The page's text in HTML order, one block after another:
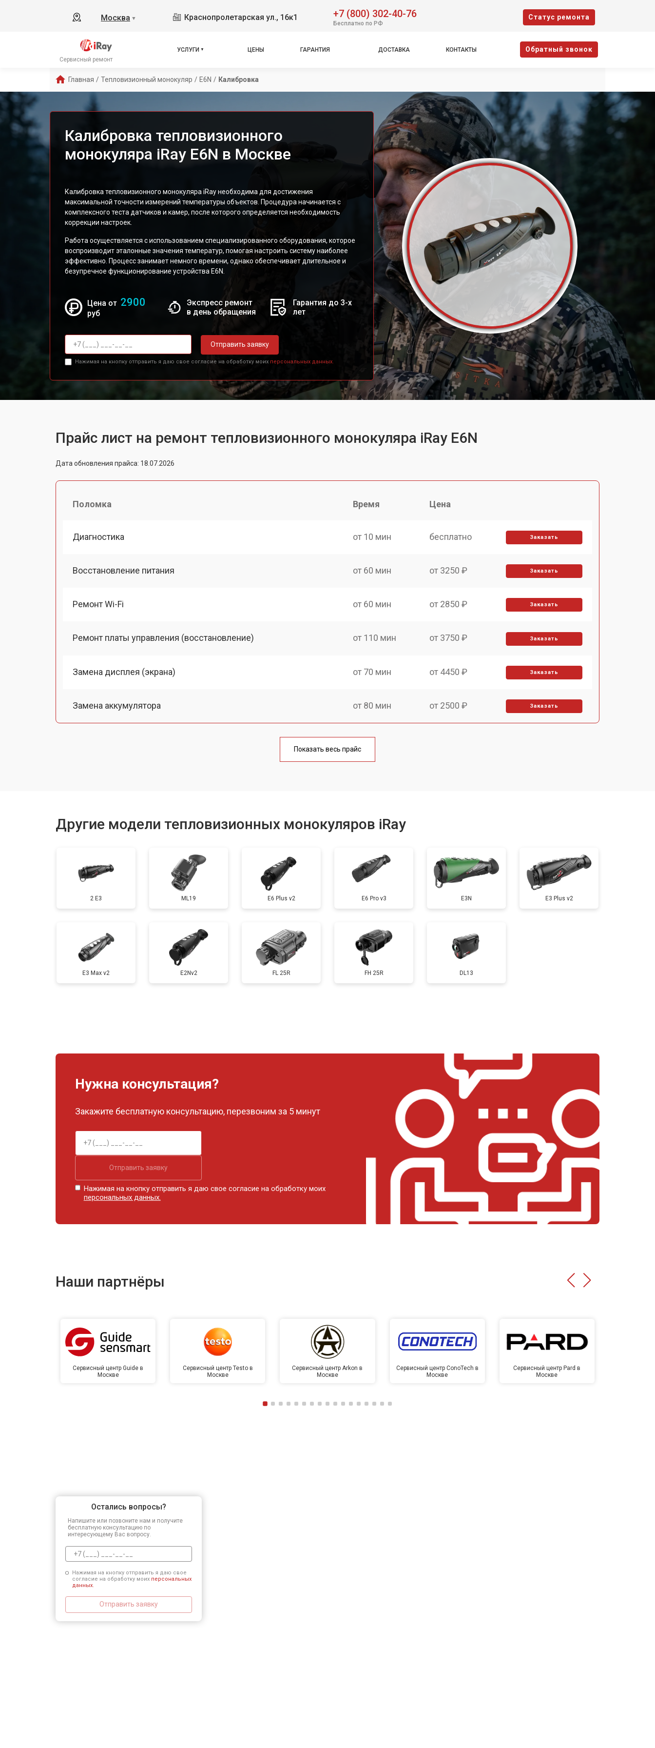
Москва ▼ Краснопролетарская ул., 16к1 +7 (800) 302-40-76
Бесплатно по РФ
Cтатус ремонта
Сервисный ремонт
УСЛУГИ ЦЕНЫ ГАРАНТИЯ ДОСТАВКА КОНТАКТЫ Oбратный звонок
Главная / Тепловизионный монокуляр / E6N / Калибровка
Калибровка тепловизионного
монокуляра iRay E6N в Москве
Калибровка тепловизионного монокуляра iRay необходима для достижения
максимальной точности измерений температуры объектов. Процедура начинается с
комплексного теста датчиков и камер, после которого определяется необходимость
коррекции настроек.
Работа осуществляется с использованием специализированного оборудования, которое
воспроизводит эталонные значения температур, помогая настроить систему наиболее
эффективно. Процесс занимает немного времени, однако обеспечивает длительное и
безупречное функционирование устройства E6N.
Цена от 2900
руб
Экспресс ремонт
в день обращения
Гарантия до 3-х
лет
Отправить заявку
Нажимая на кнопку отправить я даю свое согласие на обработку моих персональных данных.
Прайс лист на ремонт тепловизионного монокуляра iRay E6N
Дата обновления прайса: 18.07.2026
Поломка Время Цена
Диагностика от 10 мин бесплатно Заказать
Восстановление питания от 60 мин от 3250 ₽ Заказать
Ремонт Wi-Fi от 60 мин от 2850 ₽ Заказать
Ремонт платы управления (восстановление) от 110 мин от 3750 ₽ Заказать
Замена дисплея (экрана) от 70 мин от 4450 ₽ Заказать
Замена аккумулятора от 80 мин от 2500 ₽ Заказать
от 60 мин
Показать весь прайс
Другие модели тепловизионных монокуляров iRay
2 E3 ML19 E6 Plus v2 E6 Pro v3 E3N E3 Plus v2
E3 Max v2 E2Nv2 FL 25R FH 25R DL13
Нужна консультация?
Закажите бесплатную консультацию, перезвоним за 5 минут
Отправить заявку
Нажимая на кнопку отправить я даю свое согласие на обработку моих
персональных данных.
Наши партнёры
Сервисный центр Guide в
Москве
Сервисный центр Testo в
Москве
Сервисный центр Arkon в
Москве
Сервисный центр ConoTech в
Москве
Сервисный центр Pard в
Москве
Остались вопросы?
Напишите или позвоните нам и получите
бесплатную консультацию по
интересующему Вас вопросу.
Нажимая на кнопку отправить я даю свое
согласие на обработку моих персональных
данных.
Отправить заявку